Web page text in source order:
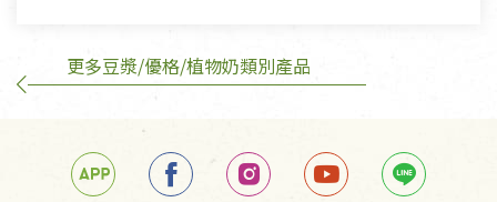
訂購手抄稿退貨需知：
若未保持原包裝方式或未使用原箱退回，導致書籍有
任何折損、磨損、污損或凹角，將不接受退貨，也不
更多豆漿/優格/植物奶類別產品